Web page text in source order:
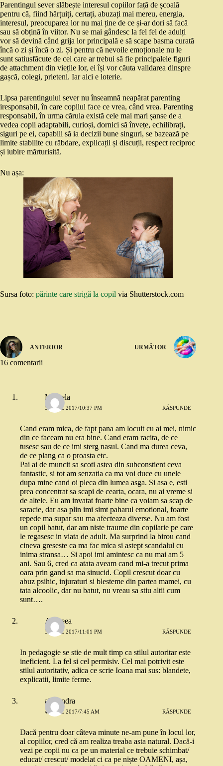
Parentingul sever slăbește interesul copiilor față de școală
pentru că, fiind hărțuiți, certați, abuzați mai mereu, energia,
interesul, preocuparea lor nu mai ține de ce și-ar dori să facă
sau să obțină în viitor. Nu se mai gândesc la fel fel de adulți
vor să devină când grija lor principală e să scape basma curată
încă o zi și încă o zi. Și pentru că nevoile emoționale nu le
sunt satiusfăcute de cei care ar trebui să fie principalele figuri
de attachment din viețile lor, ei își vor căuta validarea dinspre
gașcă, colegi, prieteni. Iar aici e loterie.
Lipsa parentingului sever nu înseamnă neapărat parenting
iresponsabil, în care copilul face ce vrea, când vrea. Parenting
responsabil, în urma căruia există cele mai mari șanse de a
vedea copii adaptabili, curioși, dornici să învețe, echilibrați,
siguri pe ei, capabili să ia decizii bune singuri, se bazează pe
limite stabilite cu răbdare, explicații și discuții, respect reciproc
și iubire mărturisită.
Nu așa:
Sursa foto: părinte care strigă la copil via Shutterstock.com
ANTERIOR URMĂTOR
16 comentarii
Marcela
3 IULIE 2017/10:37 PM RĂSPUNDE
Cand eram mica, de fapt pana am locuit cu ai mei, nimic
din ce faceam nu era bine. Cand eram racita, de ce
tusesc sau de ce imi sterg nasul. Cand ma durea ceva,
de ce plang ca o proasta etc.
Pai ai de muncit sa scoti astea din subconstient ceva
fantastic, si tot am senzatia ca ma voi duce cu unele
dupa mine cand oi pleca din lumea asga. Si asa e, esti
prea concentrat sa scapi de cearta, ocara, nu ai vreme si
de altele. Eu am invatat foarte bine ca voiam sa scap de
saracie, dar asa plin imi simt paharul emotional, foarte
repede ma supar sau ma afecteaza diverse. Nu am fost
un copil batut, dar am niste traume din copilarie pe care
le regasesc in viata de adult. Ma surprind la birou cand
cineva greseste ca ma fac mica si astept scandalul cu
inima stransa… Si apoi imi amintesc ca nu mai am 5
ani. Sau 6, cred ca atata aveam cand mi-a trecut prima
oara prin gand sa ma sinucid. Copil crescut doar cu
abuz psihic, injuraturi si blesteme din partea mamei, cu
tata alcoolic, dar nu batut, nu vreau sa stiu altii cum
sunt….
Andreea
3 IULIE 2017/11:01 PM RĂSPUNDE
In pedagogie se stie de mult timp ca stilul autoritar este
ineficient. La fel si cel permisiv. Cel mai potrivit este
stilul autoritativ, adica ce scrie Ioana mai sus: blandete,
explicatii, limite ferme.
alexandra
4 IULIE 2017/7:45 AM RĂSPUNDE
Dacă pentru doar câteva minute ne-am pune în locul lor,
al copiilor, cred că am realiza treaba asta natural. Dacă-i
vezi pe copii nu ca pe un material ce trebuie schimbat/
educat/ crescut/ modelat ci ca pe niște OAMENI, așa,